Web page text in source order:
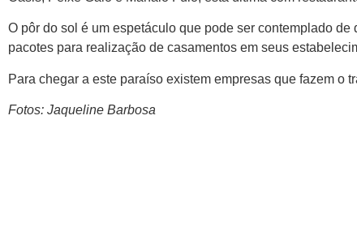
O pôr do sol é um espetáculo que pode ser contemplado
pacotes para realização de casamentos em seus
Para chegar a este paraíso existem empresas que fazem o
Fotos: Jaqueline Barbosa